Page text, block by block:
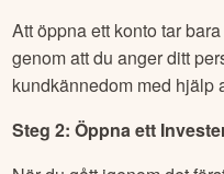
Att öppna ett konto tar
genom att du anger ditt
kundkännedom med hjälp
Steg 2: Öppna ett